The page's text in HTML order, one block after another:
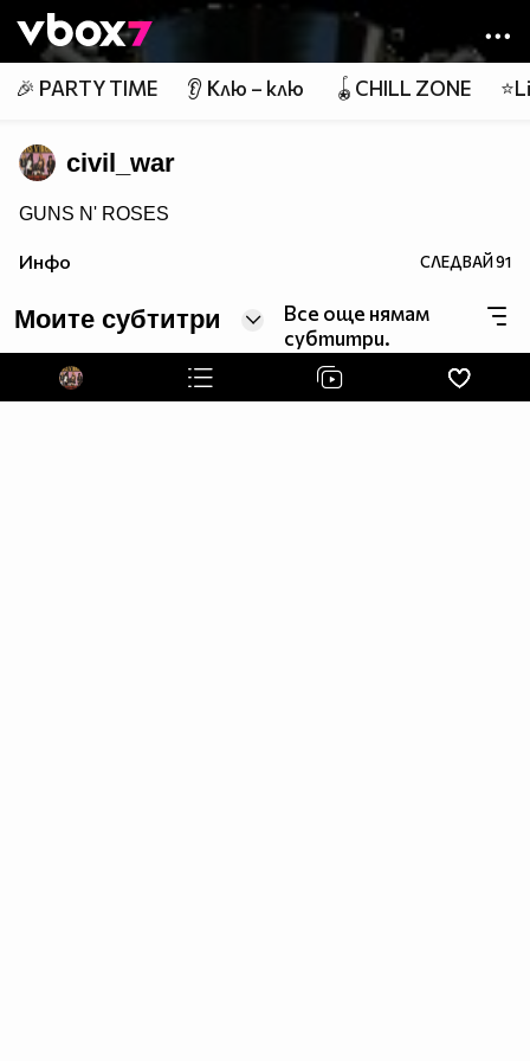
👾
🎉 PARTY TIME 👂 Клю – клю 🪀CHILL ZONE
civil_war
GUNS N' ROSES
Инфо СЛЕДВАЙ91
Моите субтитри
Все още нямам
субтитри.